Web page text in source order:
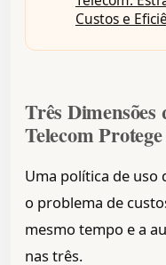
Custos e
Três Dimensões
Telecom
Uma política de uso
o problema de
mesmo tempo e a
nas três.